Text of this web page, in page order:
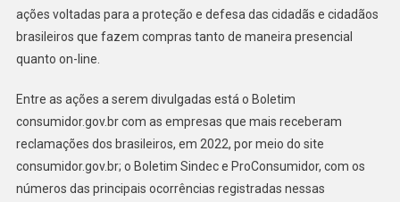
ações voltadas para a proteção e defesa das cidadãs e cidadãos
brasileiros que fazem compras tanto de maneira presencial
quanto on-line.
Entre as ações a serem divulgadas está o Boletim
consumidor.gov.br com as empresas que mais receberam
reclamações dos brasileiros, em 2022, por meio do site
consumidor.gov.br; o Boletim Sindec e ProConsumidor, com os
números das principais ocorrências registradas nessas